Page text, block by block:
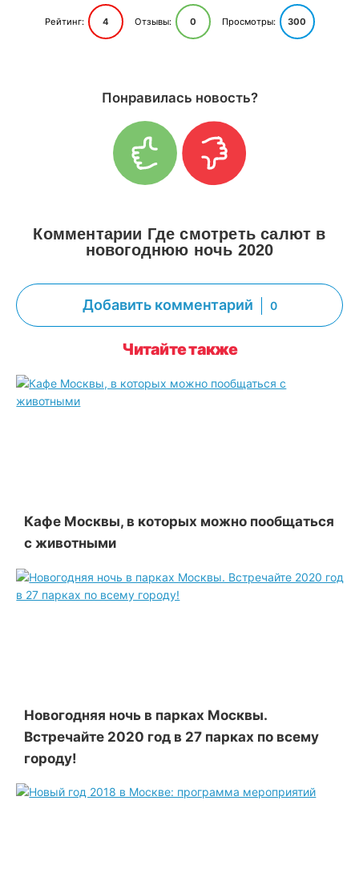
Рейтинг: 4 Отзывы: 0 Просмотры: 300
Понравилась новость?
Комментарии Где смотреть салют в
новогоднюю ночь 2020
Добавить комментарий 0
Читайте также
Кафе Москвы, в которых можно пообщаться
с животными
Новогодняя ночь в парках Москвы.
Встречайте 2020 год в 27 парках по всему
городу!